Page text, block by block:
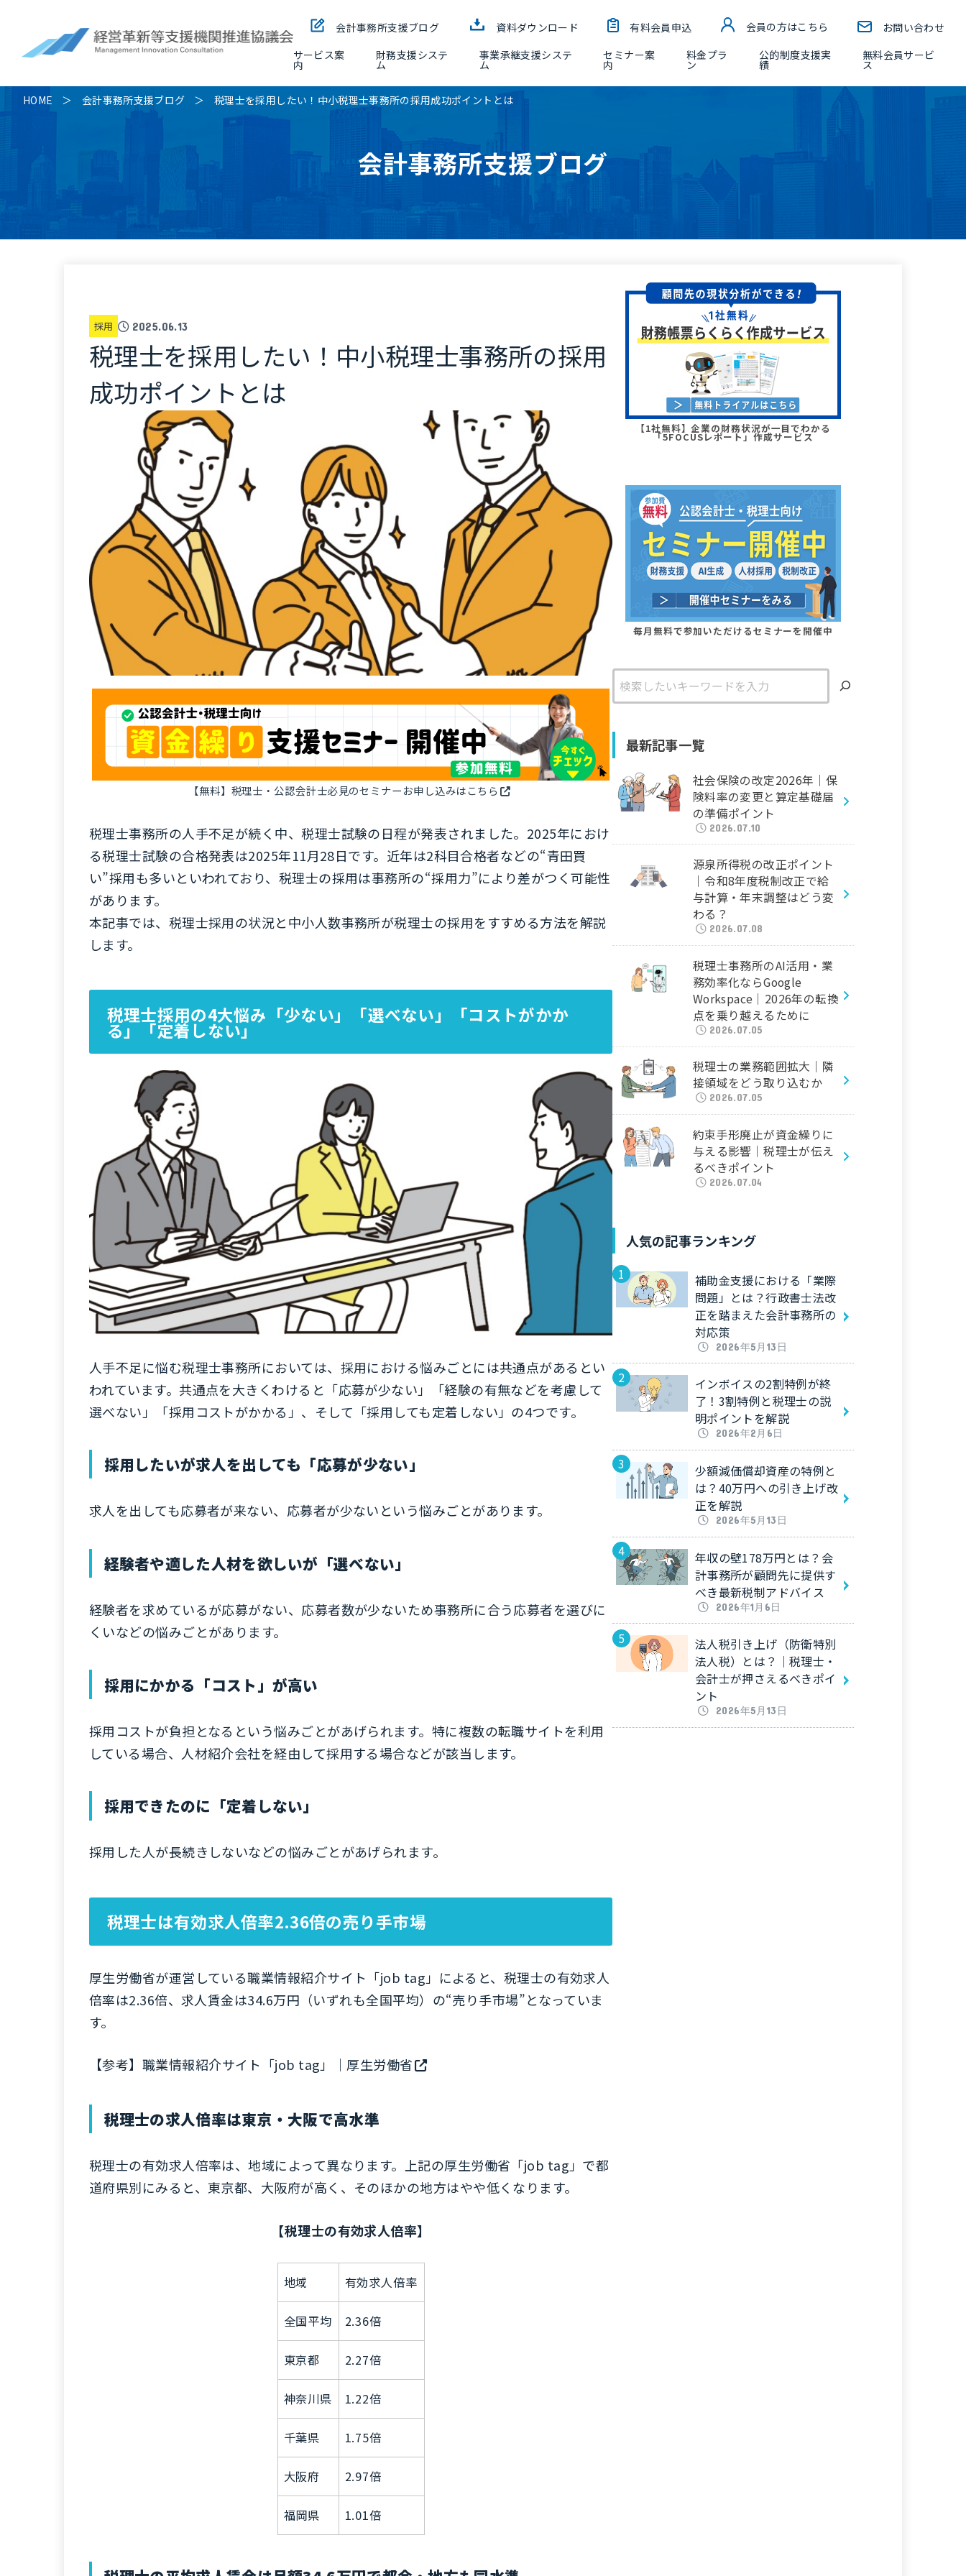
会計事務所支援ブログ 資料ダウンロード 有料会員申込 会員の方はこちら
お問い合わせ
サービス案
内
財務支援システ
ム
事業承継支援システ
ム
セミナー案
内
料金プラ
ン
公的制度支援実
績
無料会員サービ
ス
HOME 会計事務所支援ブログ 税理士を採用したい！中小税理士事務所の採用成功ポイントとは
会計事務所支援ブログ
採用 2025.06.13
税理士を採用したい！中小税理士事務所の採用
成功ポイントとは
【無料】税理士・公認会計士必見のセミナーお申し込みはこちら
税理士事務所の人手不足が続く中、税理士試験の日程が発表されました。2025年におけ
る税理士試験の合格発表は2025年11月28日です。近年は2科目合格者などの“青田買
い”採用も多いといわれており、税理士の採用は事務所の“採用力”により差がつく可能性
があります。
本記事では、税理士採用の状況と中小人数事務所が税理士の採用をすすめる方法を解説
します。
税理士採用の4大悩み「少ない」「選べない」「コストがかか
る」「定着しない」
人手不足に悩む税理士事務所においては、採用における悩みごとには共通点があるとい
われています。共通点を大きくわけると「応募が少ない」「経験の有無などを考慮して
選べない」「採用コストがかかる」、そして「採用しても定着しない」の4つです。
採用したいが求人を出しても「応募が少ない」
求人を出しても応募者が来ない、応募者が少ないという悩みごとがあります。
経験者や適した人材を欲しいが「選べない」
経験者を求めているが応募がない、応募者数が少ないため事務所に合う応募者を選びに
くいなどの悩みごとがあります。
採用にかかる「コスト」が高い
採用コストが負担となるという悩みごとがあげられます。特に複数の転職サイトを利用
している場合、人材紹介会社を経由して採用する場合などが該当します。
採用できたのに「定着しない」
採用した人が長続きしないなどの悩みごとがあげられます。
税理士は有効求人倍率2.36倍の売り手市場
厚生労働省が運営している職業情報紹介サイト「job tag」によると、税理士の有効求人
倍率は2.36倍、求人賃金は34.6万円（いずれも全国平均）の“売り手市場”となっていま
す。
【参考】 職業情報紹介サイト「job tag」｜厚生労働省
税理士の求人倍率は東京・大阪で高水準
税理士の有効求人倍率は、地域によって異なります。上記の厚生労働省「job tag」で都
道府県別にみると、東京都、大阪府が高く、そのほかの地方はやや低くなります。
【税理士の有効求人倍率】
地域 有効求人倍率
全国平均 2.36倍
東京都 2.27倍
神奈川県 1.22倍
千葉県 1.75倍
大阪府 2.97倍
福岡県 1.01倍
【1社無料】企業の財務状況が一目でわかる
「5FOCUSレポート」作成サービス
毎月無料で参加いただけるセミナーを開催中
検
索
最新記事一覧
社会保険の改定2026年｜保
険料率の変更と算定基礎届
の準備ポイント
2026.07.10
源泉所得税の改正ポイント
｜令和8年度税制改正で給
与計算・年末調整はどう変
わる？
2026.07.08
税理士事務所のAI活用・業
務効率化ならGoogle
Workspace｜2026年の転換
点を乗り越えるために
2026.07.05
税理士の業務範囲拡大｜隣
接領域をどう取り込むか
2026.07.05
約束手形廃止が資金繰りに
与える影響｜税理士が伝え
るべきポイント
2026.07.04
人気の記事ランキング
補助金支援における「業際
問題」とは？行政書士法改
正を踏まえた会計事務所の
対応策
2026年5月13日
インボイスの2割特例が終
了！3割特例と税理士の説
明ポイントを解説
2026年2月6日
少額減価償却資産の特例と
は？40万円への引き上げ改
正を解説
2026年5月13日
年収の壁178万円とは？会
計事務所が顧問先に提供す
べき最新税制アドバイス
2026年1月6日
法人税引き上げ（防衛特別
法人税）とは？｜税理士・
会計士が押さえるべきポイ
ント
2026年5月13日